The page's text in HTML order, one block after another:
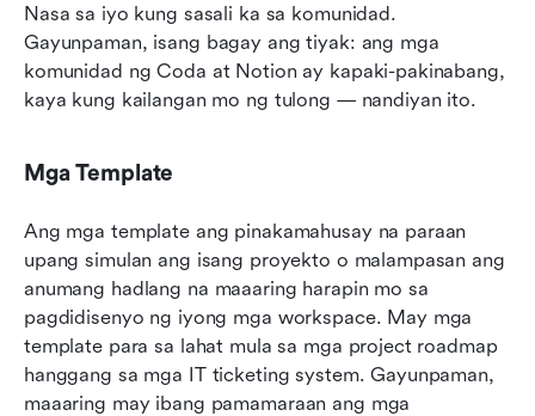
Nasa sa iyo kung sasali ka sa komunidad.
Gayunpaman, isang bagay ang tiyak: ang mga
komunidad ng Coda at Notion ay kapaki-pakinabang,
kaya kung kailangan mo ng tulong — nandiyan ito.
Mga Template
Ang mga template ang pinakamahusay na paraan
upang simulan ang isang proyekto o malampasan ang
anumang hadlang na maaaring harapin mo sa
pagdidisenyo ng iyong mga workspace. May mga
template para sa lahat mula sa mga project roadmap
hanggang sa mga IT ticketing system. Gayunpaman,
maaaring may ibang pamamaraan ang mga